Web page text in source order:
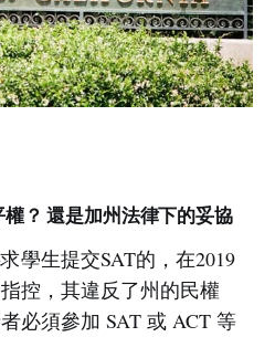
？ 還是加州法律下的妥協
學生提交SAT的，在2019
控，其違反了州的民權
必須參加 SAT 或 ACT 等